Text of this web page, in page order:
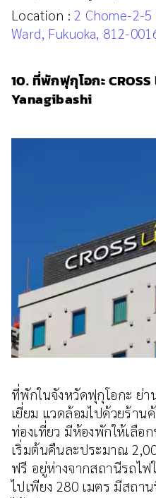
Location :2 Chome-2-5
Ward, Fukuoka, 812-
10. ที่พักฟุกุโอกะ
Yanagibashi
ที่พักในจังหวัดฟุกุโอกะ ย่
เยี่ยม แวดล้อมไปด้วยร้าน
ท่องเที่ยว มีห้องพักให้เลือ
เริ่มต้นคืนละประมาณ
ฟรี อยู่ห่างจากสถานีรถไฟ
ไปเพียง 280 เมตร มีสถาน